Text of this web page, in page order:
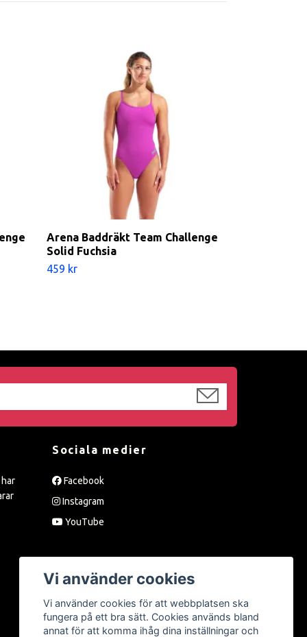
Arena Baddräkt Team Challenge
Solid Fuchsia
459 kr
Sociala medier
Facebook
Instagram
YouTube
Vi använder cookies
Vi använder cookies för att webbplatsen ska
fungera på ett bra sätt. Cookies används bland
annat för att komma ihåg dina inställningar och